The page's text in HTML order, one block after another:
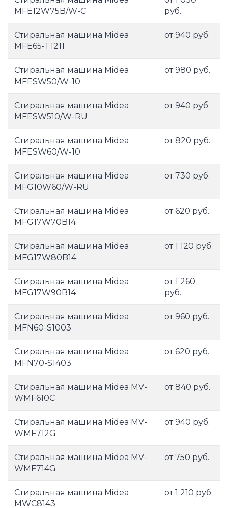
MFE12W75B/W-C
руб.
Стиральная машина Midea
MFE65-T1211
от 940 руб.
Стиральная машина Midea
MFESW50/W-10
от 980 руб.
Стиральная машина Midea
MFESW510/W-RU
от 940 руб.
Стиральная машина Midea
MFESW60/W-10
от 820 руб.
Стиральная машина Midea
MFG10W60/W-RU
от 730 руб.
Стиральная машина Midea
MFG17W70B14
от 620 руб.
Стиральная машина Midea
MFG17W80B14
от 1 120 руб.
Стиральная машина Midea
MFG17W90B14
от 1 260
руб.
Стиральная машина Midea
MFN60-S1003
от 960 руб.
Стиральная машина Midea
MFN70-S1403
от 620 руб.
Стиральная машина Midea MV-
WMF610C
от 840 руб.
Стиральная машина Midea MV-
WMF712G
от 940 руб.
Стиральная машина Midea MV-
WMF714G
от 750 руб.
Стиральная машина Midea
MWC8143
от 1 210 руб.